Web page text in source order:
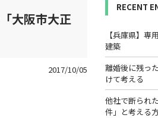
大阪市大正
2017/10/05
RECENT
【兵庫県】
建築
離婚後に残っ
けて考える
他社で断られ
件」と考える